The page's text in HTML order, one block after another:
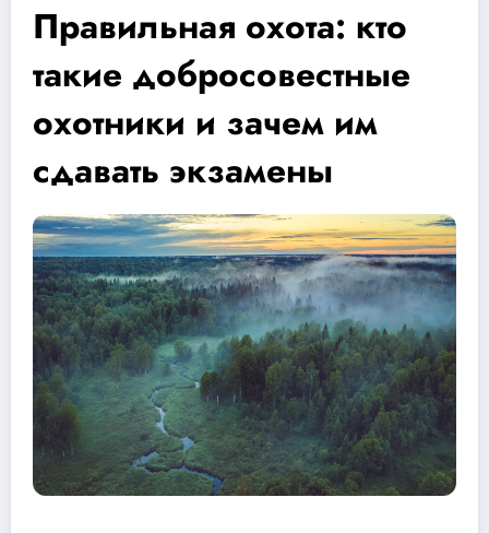
Правильная охота: кто
такие добросовестные
охотники и зачем им
сдавать экзамены